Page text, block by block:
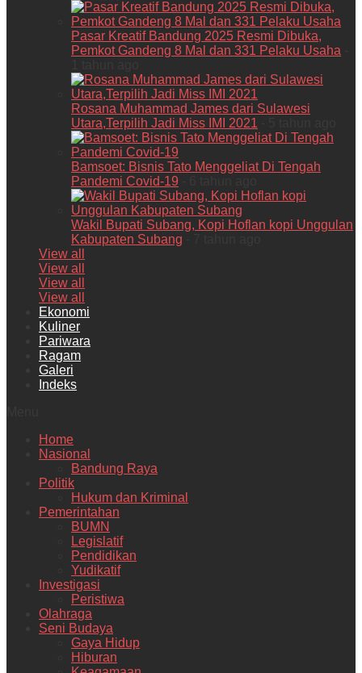
Pasar Kreatif Bandung 2025 Resmi Dibuka,
Pemkot Gandeng 8 Mal dan 331 Pelaku Usaha
Rosana Muhammad James dari Sulawesi
Utara,Terpilih Jadi Miss IMI 2021
Bamsoet: Bisnis Tato Menggeliat Di Tengah
Pandemi Covid-19
Wakil Bupati Subang, Kopi Hoflan kopi Unggulan
Kabupaten Subang
View all
View all
View all
View all
Ekonomi
Kuliner
Pariwara
Ragam
Galeri
Indeks
Home
Nasional
Bandung Raya
Politik
Hukum dan Kriminal
Pemerintahan
BUMN
Legislatif
Pendidikan
Yudikatif
Investigasi
Peristiwa
Olahraga
Seni Budaya
Gaya Hidup
Hiburan